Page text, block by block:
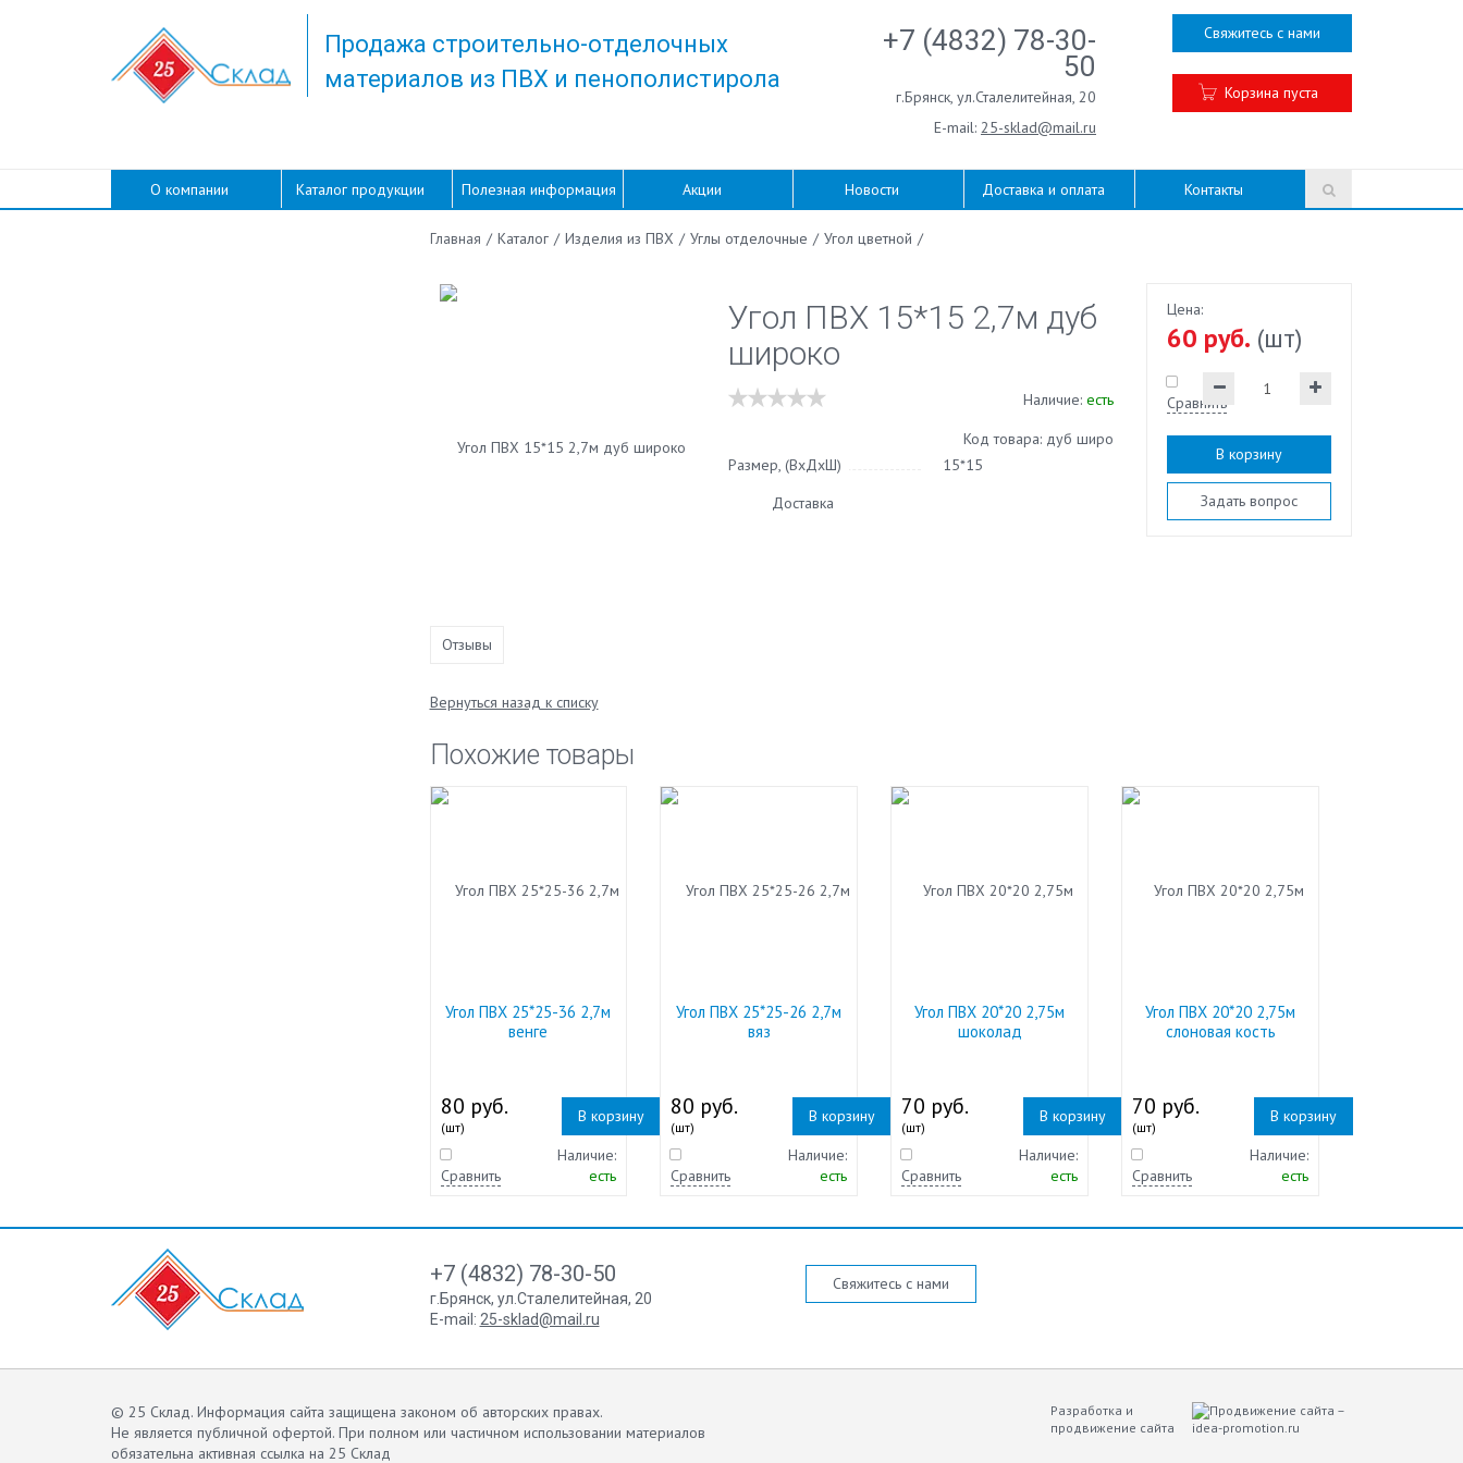
Продажа строительно-отделочных
материалов из ПВХ и пенополистирола
+7 (4832) 78-30-
50
г.Брянск, ул.Сталелитейная, 20
E-mail: 25-sklad@mail.ru
Свяжитесь с нами
Корзина пуста
О компании Каталог продукции Полезная информация Акции Новости Доставка и оплата Контакты
Главная / Каталог / Изделия из ПВХ / Углы отделочные / Угол цветной /
Угол ПВХ 15*15 2,7м дуб
широко
Наличие: есть
Код товара: дуб широ
Размер, (ВхДхШ)
15*15
Доставка
Цена:
60 руб. (шт)
Сравнить
В корзину
Задать вопрос
Отзывы
Вернуться назад к списку
Похожие товары
Угол ПВХ 25*25-36 2,7м
венге
80 руб.
(шт)
В корзину
Сравнить
Наличие:
есть
Угол ПВХ 25*25-26 2,7м
вяз
80 руб.
(шт)
В корзину
Сравнить
Наличие:
есть
Угол ПВХ 20*20 2,75м
шоколад
70 руб.
(шт)
В корзину
Сравнить
Наличие:
есть
Угол ПВХ 20*20 2,75м
слоновая кость
70 руб.
(шт)
В корзину
Сравнить
Наличие:
есть
+7 (4832) 78-30-50
г.Брянск, ул.Сталелитейная, 20
E-mail: 25-sklad@mail.ru
Свяжитесь с нами
© 25 Склад. Информация сайта защищена законом об авторских правах.
Не является публичной офертой. При полном или частичном использовании материалов
обязательна активная ссылка на 25 Склад
Разработка и
продвижение сайта